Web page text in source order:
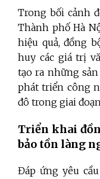
Trong bối cảnh
Thành phố Hà
hiệu quả, đồng
huy các giá trị
tạo ra những sản
phát triển công
đô trong giai
Triển khai
bảo tồn làng
Đáp ứng yêu